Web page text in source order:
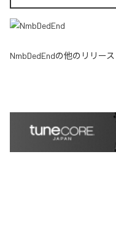
NmbDedEndの他のリリース